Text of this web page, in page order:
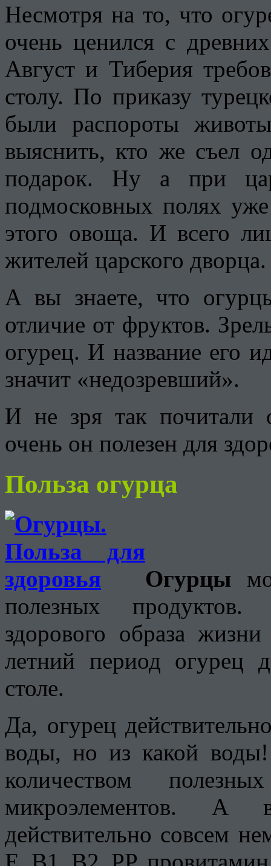
Несмотря на то, что
очень ценился с
Август и Тиберия
столу. По приказу
были распороты
выяснить, кто же съел
подарок. Ну а при
подмосковных полях
этого овоща. И всего
жителей царского
А вы знаете, что
отличие от фруктов.
огурец. И название его
значит «недозревший».
И не зря так почитали
очень он полезен для
Польза огурца
Огурцы
полезных
здорового образа
летний период огурец
столе.
Да, огурец
воды, но из какой
количеством
микроэлементов. А
действительно совсем